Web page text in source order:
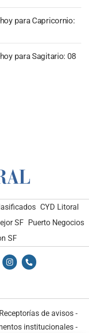
para Capricornio:
para Sagitario: 08
CYD Litoral
SF Puerto Negocios
SF
Receptorías de avisos -
institucionales-